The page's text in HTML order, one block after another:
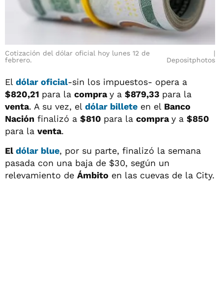
Cotización del dólar oficial hoy lunes 12 de
febrero.
Depositphotos
El dólar oficial-sin los impuestos- opera a
$820,21 para la compray a $879,33 para la
venta. A su vez, el dólar billete en el Banco
Nación finalizó a $810 para la compray a $850
para la venta.
El dólar blue, por su parte, finalizó la semana
pasada con una baja de $30, según un
relevamiento de Ámbito en las cuevas de la City.